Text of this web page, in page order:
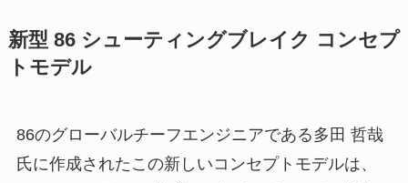
新型 86 シューティングブレイク コンセプ
トモデル
86のグローバルチーフエンジニアである多田 哲哉
氏に作成されたこの新しいコンセプトモデルは、